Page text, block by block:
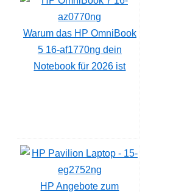
Warum das HP OmniBook
5 16-af1770ng dein
Notebook für 2026 ist
HP Angebote zum